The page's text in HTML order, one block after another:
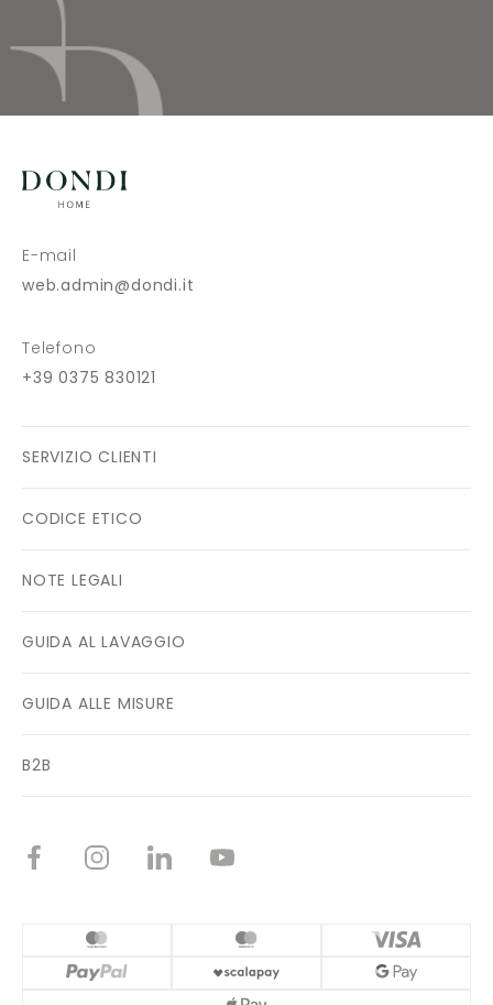
E-mail
web.admin@dondi.it
Telefono
+39 0375 830121
SERVIZIO CLIENTI
CODICE ETICO
NOTE LEGALI
GUIDA AL LAVAGGIO
GUIDA ALLE MISURE
B2B